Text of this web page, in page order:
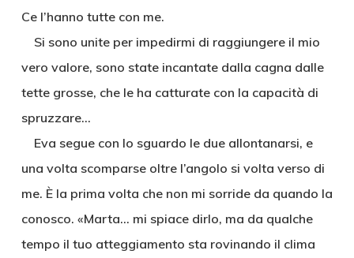
Ce l’hanno tutte con me.
Si sono unite per impedirmi di raggiungere il mio
vero valore, sono state incantate dalla cagna dalle
tette grosse, che le ha catturate con la capacità di
spruzzare…
Eva segue con lo sguardo le due allontanarsi, e
una volta scomparse oltre l’angolo si volta verso di
me. È la prima volta che non mi sorride da quando la
conosco. «Marta… mi spiace dirlo, ma da qualche
tempo il tuo atteggiamento sta rovinando il clima